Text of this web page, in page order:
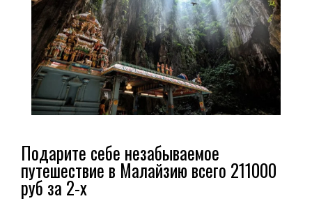
Подарите себе незабываемое
путешествие в Малайзию всего 211000
руб за 2-х